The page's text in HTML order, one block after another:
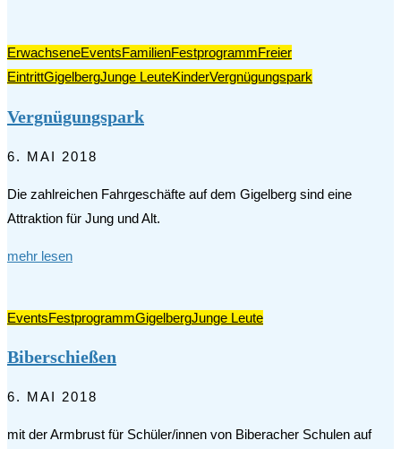
ErwachseneEventsFamilienFestprogrammFreier
EintrittGigelbergJunge LeuteKinderVergnügungspark
Vergnügungspark
6. MAI 2018
Die zahlreichen Fahrgeschäfte auf dem Gigelberg sind eine
Attraktion für Jung und Alt.
mehr lesen
EventsFestprogrammGigelbergJunge Leute
Biberschießen
6. MAI 2018
mit der Armbrust für Schüler/innen von Biberacher Schulen auf